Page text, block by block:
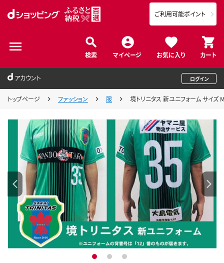
検索 マイページ お気に入り カート
ご利用可能ポイント
アカウント ログイン
トップページ ファッション 服 境トリニタス 新ユニフォーム サイズ
1 2 3